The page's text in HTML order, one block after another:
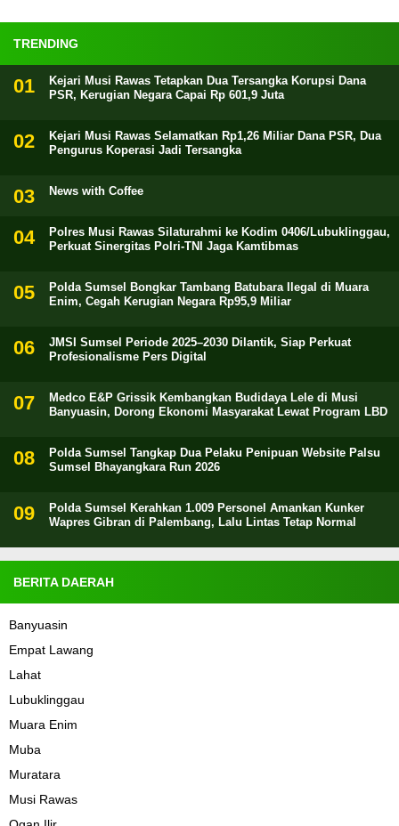
TRENDING
Kejari Musi Rawas Tetapkan Dua Tersangka Korupsi Dana
PSR, Kerugian Negara Capai Rp 601,9 Juta
Kejari Musi Rawas Selamatkan Rp1,26 Miliar Dana PSR, Dua
Pengurus Koperasi Jadi Tersangka
News with Coffee
Polres Musi Rawas Silaturahmi ke Kodim 0406/Lubuklinggau,
Perkuat Sinergitas Polri-TNI Jaga Kamtibmas
Polda Sumsel Bongkar Tambang Batubara Ilegal di Muara
Enim, Cegah Kerugian Negara Rp95,9 Miliar
JMSI Sumsel Periode 2025–2030 Dilantik, Siap Perkuat
Profesionalisme Pers Digital
Medco E&P Grissik Kembangkan Budidaya Lele di Musi
Banyuasin, Dorong Ekonomi Masyarakat Lewat Program LBD
Polda Sumsel Tangkap Dua Pelaku Penipuan Website Palsu
Sumsel Bhayangkara Run 2026
Polda Sumsel Kerahkan 1.009 Personel Amankan Kunker
Wapres Gibran di Palembang, Lalu Lintas Tetap Normal
BERITA DAERAH
Banyuasin
Empat Lawang
Lahat
Lubuklinggau
Muara Enim
Muba
Muratara
Musi Rawas